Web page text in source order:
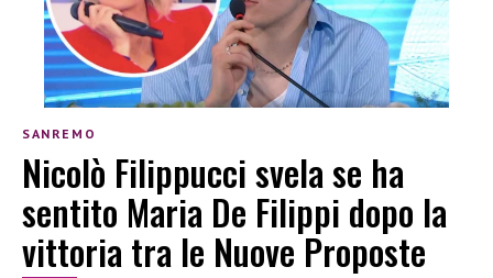
SANREMO
Nicolò Filippucci svela se ha
sentito Maria De Filippi dopo la
vittoria tra le Nuove Proposte